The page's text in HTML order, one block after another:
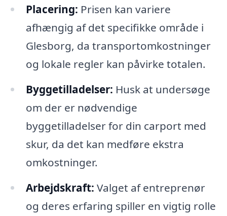
Placering: Prisen kan variere
afhængig af det specifikke område i
Glesborg, da transportomkostninger
og lokale regler kan påvirke totalen.
Byggetilladelser: Husk at undersøge
om der er nødvendige
byggetilladelser for din carport med
skur, da det kan medføre ekstra
omkostninger.
Arbejdskraft: Valget af entreprenør
og deres erfaring spiller en vigtig rolle